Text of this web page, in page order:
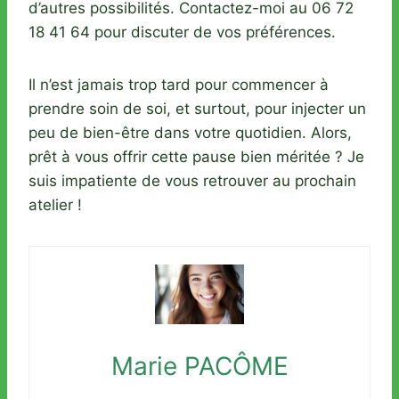
d’autres possibilités. Contactez-moi au 06 72
18 41 64 pour discuter de vos préférences.
Il n’est jamais trop tard pour commencer à
prendre soin de soi, et surtout, pour injecter un
peu de bien-être dans votre quotidien. Alors,
prêt à vous offrir cette pause bien méritée ? Je
suis impatiente de vous retrouver au prochain
atelier !
Marie PACÔME